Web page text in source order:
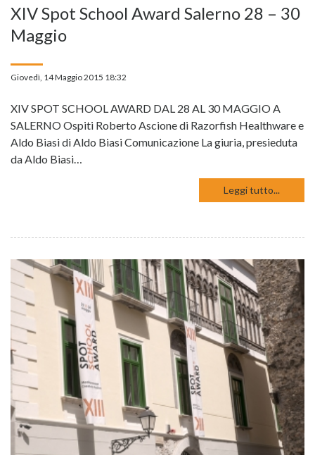
XIV Spot School Award Salerno 28 – 30
Maggio
Giovedì, 14 Maggio 2015 18:32
XIV SPOT SCHOOL AWARD DAL 28 AL 30 MAGGIO A
SALERNO Ospiti Roberto Ascione di Razorfish Healthware e
Aldo Biasi di Aldo Biasi Comunicazione La giuria, presieduta
da Aldo Biasi…
Leggi tutto...